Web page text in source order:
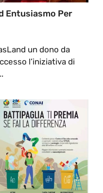
Entusiasmo Per
un dono da
l’iniziativa di